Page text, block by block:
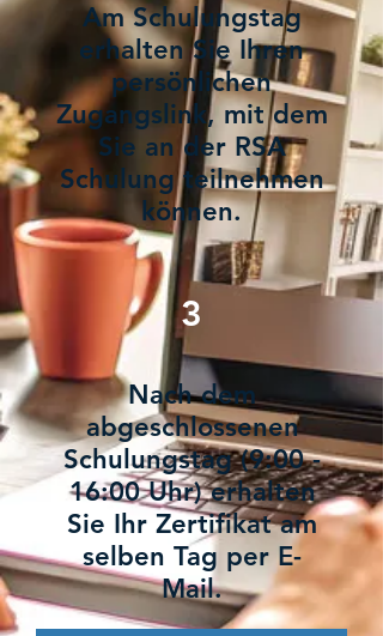
Am Schulungstag
erhalten Sie Ihren
persönlichen
Zugangslink, mit dem
Sie an der RSA
Schulung teilnehmen
können.
3
Nach dem
abgeschlossenen
Schulungstag (9:00 -
16:00 Uhr) erhalten
Sie Ihr Zertifikat am
selben Tag per E-
Mail.